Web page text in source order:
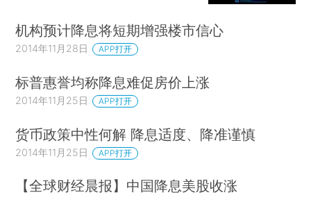
机构预计降息将短期增强楼市信心
2014年11月28日 APP打开
标普惠誉均称降息难促房价上涨
2014年11月25日 APP打开
货币政策中性何解 降息适度、降准谨慎
2014年11月25日 APP打开
【全球财经晨报】中国降息美股收涨